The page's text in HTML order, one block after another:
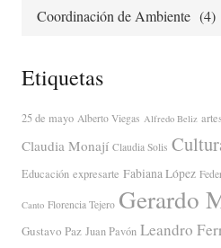
Categorías
Etiquetas
25 de mayo Alberto Viegas Alfredo Beliz
Claudia Monají Claudia Solis
Educación expresarte Fabiana López
Canto Florencia Tejero Gerardo
Gustavo Paz Juan Pavón Leandro